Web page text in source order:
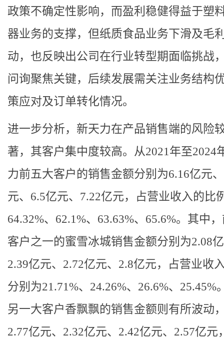
政策不确定性影响，而盈利稳健得益于塑
器业务的支撑，但纸质食品业务下滑及毛
动，也反映出公司在行业转型期面临挑战
问询聚焦关键，后续发展需关注业务结构
策应对及订单转化情况。
进一步分析，新天力在产品销售端的风险
著，其客户集中度较高。从2021年至2024
力前五大客户的销售金额分别为6.16亿元
元、6.5亿元、7.22亿元，占营业收入的比
64.32%、62.1%、63.63%、65.6%。其中
客户之一的蜜雪冰城销售金额分别为2.08
2.39亿元、2.72亿元、2.8亿元，占营业收
分别为21.71%、24.26%、26.6%、25.45%
另一大客户香飘飘的销售金额则有所波动
2.77亿元、2.32亿元、2.42亿元、2.57亿元